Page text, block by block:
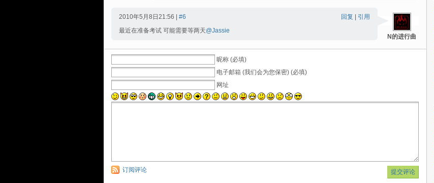
N的进行曲
2010年5月8日21:56 | #6 回复
引用
最近在准备考试 可能需要等两天@Jassie
昵称 (必填)
电子邮箱 (我们会为您保密) (必填)
网址
订阅评论